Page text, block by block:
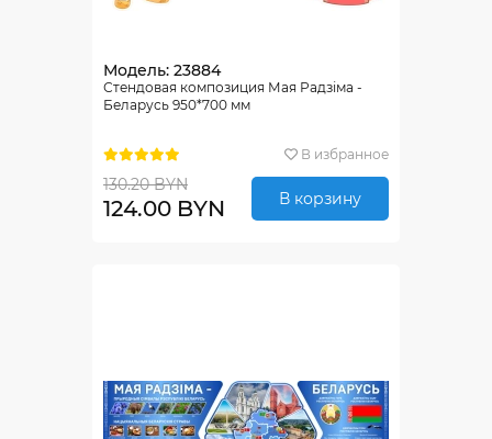
Модель: 23884
Стендовая композиция Мая Радзіма -
Беларусь 950*700 мм
В избранное
130.20 BYN
124.00 BYN В корзину